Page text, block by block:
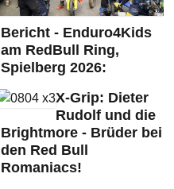
Bericht - Enduro4Kids
am RedBull Ring,
Spielberg 2026:
X-Grip: Dieter
Rudolf und die
Brightmore - Brüder bei
den Red Bull
Romaniacs!